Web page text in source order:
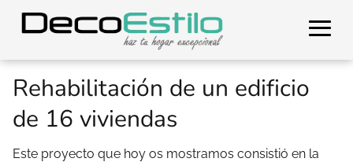
Rehabilitación de un edificio
de 16 viviendas
Este proyecto que hoy os mostramos consistió en la